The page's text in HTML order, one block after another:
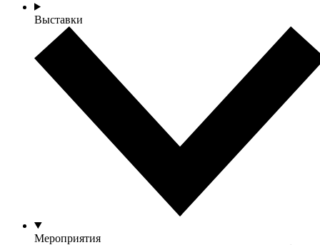
Выставки
Мероприятия